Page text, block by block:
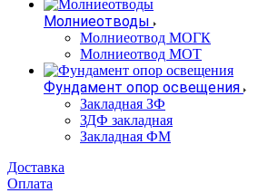
Молниеотводы
Молниеотвод МОГК
Молниеотвод МОТ
Фундамент опор освещения
Закладная ЗФ
ЗДФ закладная
Закладная ФМ
Доставка
Оплата